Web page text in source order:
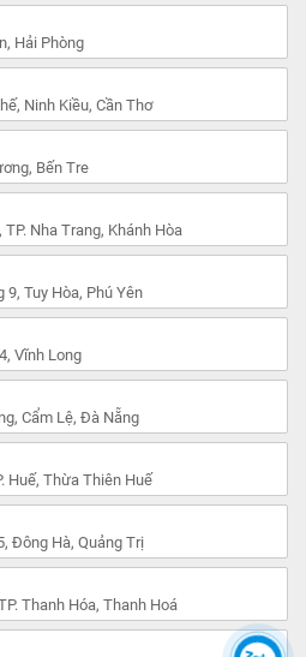
Hải Phòng
Ninh Kiều, Cần Thơ
Bến Tre
Nha Trang, Khánh Hòa
9, Tuy Hòa, Phú Yên
Vĩnh Long
Cẩm Lệ, Đà Nẵng
Huế, Thừa Thiên Huế
Đông Hà, Quảng Trị
Thanh Hóa, Thanh Hoá